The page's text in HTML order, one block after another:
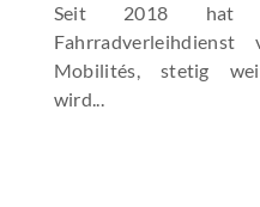
Seit 2018 hat
Mobilités, stetig
wird...